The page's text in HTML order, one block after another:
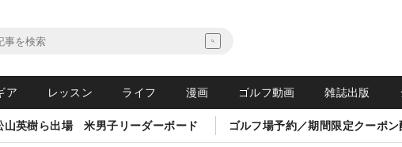
ア レッスン ライフ 漫画 ゴルフ動画 雑誌出版
山英樹ら出場 米男子リーダーボード ゴルフ場予約／期間限定クーポン